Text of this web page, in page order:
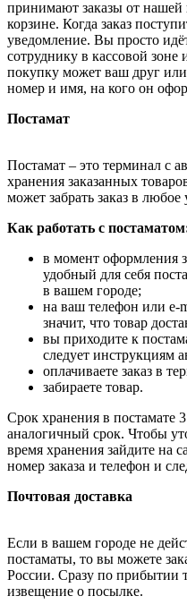
принимают заказы от нашей
корзине. Когда заказ
уведомление. Вы просто
сотруднику в кассовой зоне
покупку может ваш друг
номер и имя, на кого он
Постамат
Постамат – это терминал с
хранения заказанных
может забрать заказ в любое
Как работать с
в момент оформления
удобный для себя
в вашем городе;
на ваш телефон или e-
значит, что товар
вы приходите к
следует инструкциям
оплачиваете заказ в
забираете товар.
Срок хранения в постамате
аналогичный срок. Чтобы
время хранения зайдите на
номер заказа и телефон и
Почтовая доставка
Если в вашем городе не
постаматы, то вы можете
России. Сразу по прибытии
извещение о посылке.